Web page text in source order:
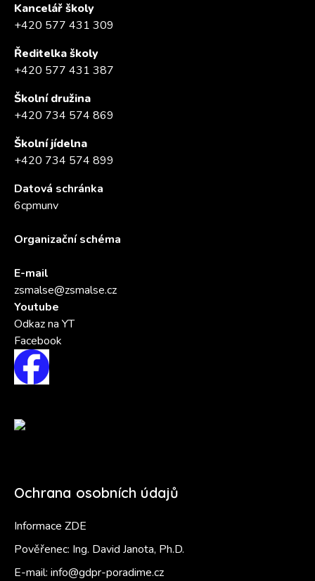
Kancelář školy
+420 577 431 309
Ředitelka školy
+420 577 431 387
Školní družina
+420 734 574 869
Školní jídelna
+420 734 574 899
Datová schránka
6cpmunv
Organizační schéma
E-mail
zsmalse@zsmalse.cz
Youtube
Odkaz na YT
Facebook
Ochrana osobních údajů
Informace ZDE
Pověřenec: Ing. David Janota, Ph.D.
E-mail: info@gdpr-poradime.cz